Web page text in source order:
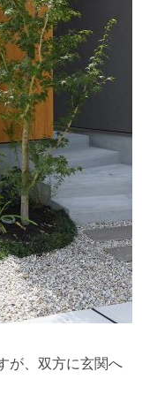
が、双方に玄関へ